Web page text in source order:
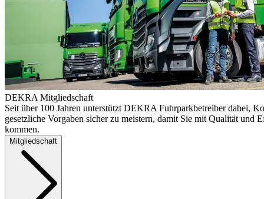
DEKRA Mitgliedschaft
Seit über 100 Jahren unterstützt DEKRA Fuhrparkbetreiber dabei,
gesetzliche Vorgaben sicher zu meistern, damit Sie mit Qualität und
kommen.
Mitgliedschaft